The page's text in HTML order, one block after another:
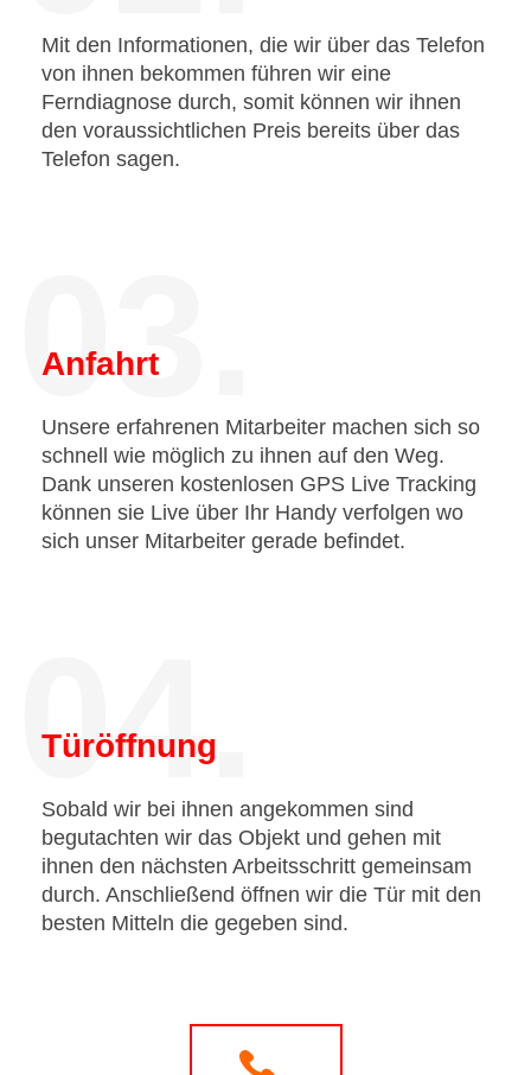
Mit den Informationen, die wir über das Telefon
von ihnen bekommen führen wir eine
Ferndiagnose durch, somit können wir ihnen
den voraussichtlichen Preis bereits über das
Telefon sagen.
03.
Anfahrt
Unsere erfahrenen Mitarbeiter machen sich so
schnell wie möglich zu ihnen auf den Weg.
Dank unseren kostenlosen GPS Live Tracking
können sie Live über Ihr Handy verfolgen wo
sich unser Mitarbeiter gerade befindet.
04.
Türöffnung
Sobald wir bei ihnen angekommen sind
begutachten wir das Objekt und gehen mit
ihnen den nächsten Arbeitsschritt gemeinsam
durch. Anschließend öffnen wir die Tür mit den
besten Mitteln die gegeben sind.